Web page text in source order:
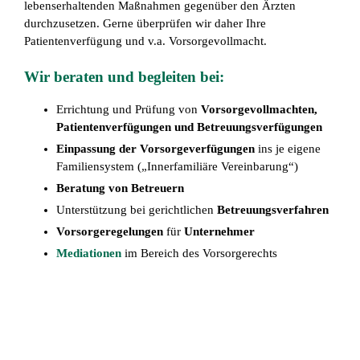
lebenserhaltenden Maßnahmen gegenüber den Ärzten
durchzusetzen. Gerne überprüfen wir daher Ihre
Patientenverfügung und v.a. Vorsorgevollmacht.
Wir beraten und begleiten bei:
Errichtung und Prüfung von Vorsorgevollmachten,
Patientenverfügungen und Betreuungsverfügungen
Einpassung der Vorsorgeverfügungenins je eigene
Familiensystem („Innerfamiliäre Vereinbarung“)
Beratung von Betreuern
Unterstützung bei gerichtlichen Betreuungsverfahren
Vorsorgeregelungenfür Unternehmer
Mediationenim Bereich des Vorsorgerechts